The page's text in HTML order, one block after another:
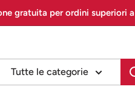
gratuita per ordini superiori
Tutte le categorie